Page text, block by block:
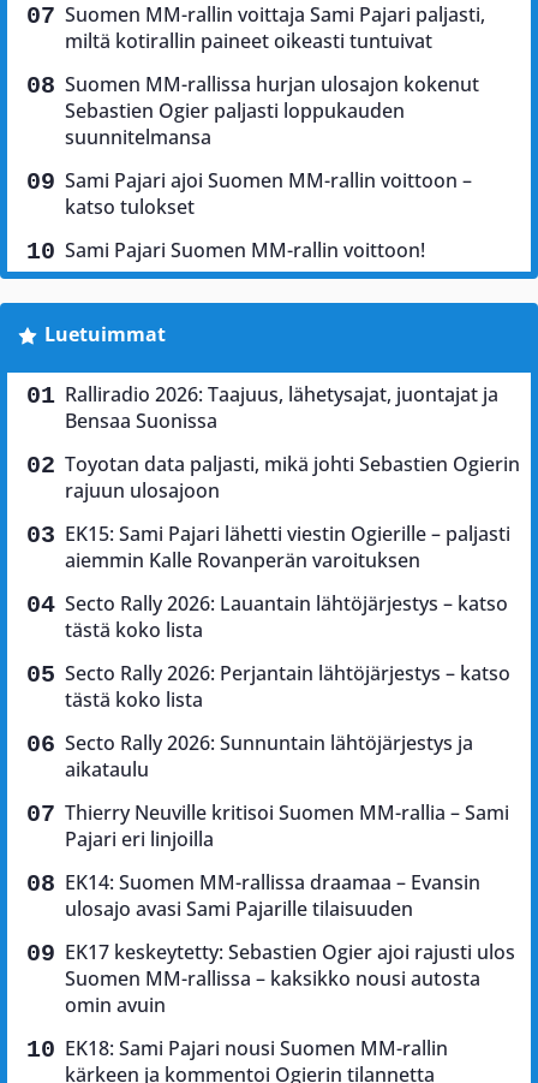
Suomen MM-rallin voittaja Sami Pajari paljasti,
miltä kotirallin paineet oikeasti tuntuivat
Suomen MM-rallissa hurjan ulosajon kokenut
Sebastien Ogier paljasti loppukauden
suunnitelmansa
Sami Pajari ajoi Suomen MM-rallin voittoon –
katso tulokset
Sami Pajari Suomen MM-rallin voittoon!
Luetuimmat
Ralliradio 2026: Taajuus, lähetysajat, juontajat ja
Bensaa Suonissa
Toyotan data paljasti, mikä johti Sebastien Ogierin
rajuun ulosajoon
EK15: Sami Pajari lähetti viestin Ogierille – paljasti
aiemmin Kalle Rovanperän varoituksen
Secto Rally 2026: Lauantain lähtöjärjestys – katso
tästä koko lista
Secto Rally 2026: Perjantain lähtöjärjestys – katso
tästä koko lista
Secto Rally 2026: Sunnuntain lähtöjärjestys ja
aikataulu
Thierry Neuville kritisoi Suomen MM-rallia – Sami
Pajari eri linjoilla
EK14: Suomen MM-rallissa draamaa – Evansin
ulosajo avasi Sami Pajarille tilaisuuden
EK17 keskeytetty: Sebastien Ogier ajoi rajusti ulos
Suomen MM-rallissa – kaksikko nousi autosta
omin avuin
EK18: Sami Pajari nousi Suomen MM-rallin
kärkeen ja kommentoi Ogierin tilannetta